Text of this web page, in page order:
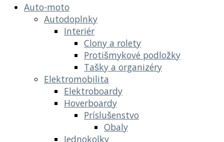
Auto-moto
Autodoplnky
Interiér
Clony a rolety
Protišmykové podložky
Tašky a organizéry
Elektromobilita
Elektroboardy
Hoverboardy
Príslušenstvo
Obaly
Jednokolky